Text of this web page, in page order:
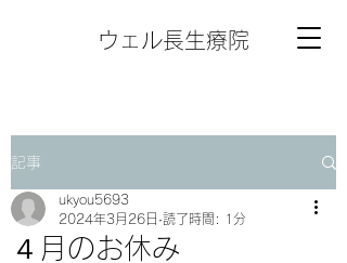
ウェル長生療院
記事
４月のお休み
ukyou5693
2024年3月26日 読了時間: 1分